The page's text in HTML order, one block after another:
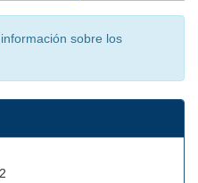
sobre los